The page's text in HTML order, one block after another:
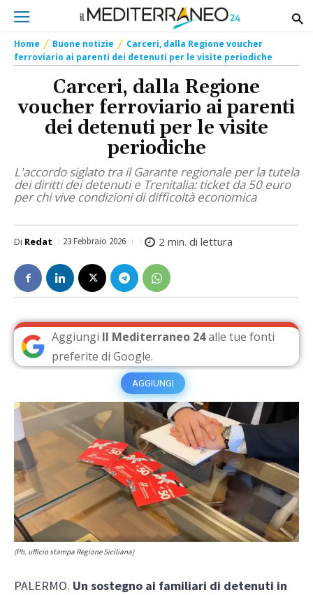
Home Buone notizie
Carceri, dalla Regione voucher
ferroviario ai parenti dei detenuti per le visite periodiche
Carceri, dalla Regione
voucher ferroviario ai parenti
dei detenuti per le visite
periodiche
L'accordo siglato tra il Garante regionale per la tutela
dei diritti dei detenuti e Trenitalia: ticket da 50 euro
per chi vive condizioni di difficoltà economica
Di Redat 23 Febbraio 2026 2 min. di lettura
Aggiungi Il Mediterraneo 24alle tue fonti
preferite di Google.
AGGIUNGI
(Ph. ufficio stampa Regione Siciliana)
PALERMO. Un sostegno ai familiari di detenuti in